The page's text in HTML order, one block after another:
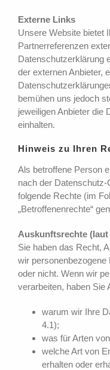
Externe Links
Unsere Website bietet
Partnerreferenzen
Datenschutzerklärung
der externen Anbieter,
bemühen uns jedoch
jeweiligen Anbieter die
einhalten.
Hinweis zu Ihren
Als betroffene Person
nach der
folgende Rechte (im
„Betroffenenrechte“
Auskunftsrechte (laut
Sie haben das Recht,
wir
oder nicht. Wenn wir
verarbeiten, haben Sie
warum wir Ihre
4.1);
was für Arten
welche Art von
erhalten oder